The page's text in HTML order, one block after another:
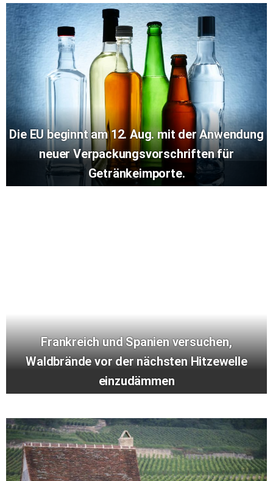
Die EU beginnt am 12. Aug. mit der Anwendung
neuer Verpackungsvorschriften für
Getränkeimporte.
Frankreich und Spanien versuchen,
Waldbrände vor der nächsten Hitzewelle
einzudämmen